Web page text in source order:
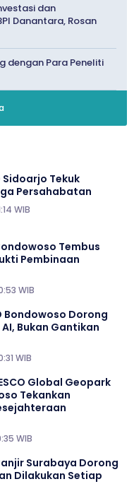
dan
Danantara, Rosan
dengan Para Peneliti
Sidoarjo Tekuk
Persahabatan
WIB
Tembus
Pembinaan
WIB
Bondowoso Dorong
Bukan Gantikan
WIB
Global Geopark
Tekankan
WIB
Surabaya Dorong
Dilakukan Setiap